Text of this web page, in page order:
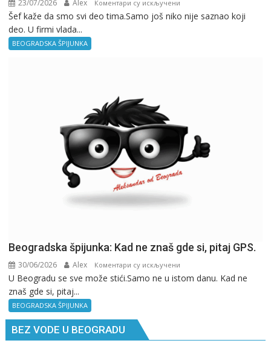
23/07/2026 Alex Коментари су искључени
Beogradska
Šef kaže da smo svi deo tima.Samo još niko nije saznao koji
deo. U firmi vlada...
BEOGRADSKA ŠPIJUNKA
Beogradska špijunka: Kad ne znaš gde si, pitaj GPS.
30/06/2026 Alex Коментари су искључени
Beogradska
U Beogradu se sve može stići.Samo ne u istom danu. Kad ne
znaš gde si, pitaj...
BEOGRADSKA ŠPIJUNKA
BEZ VODE U BEOGRADU